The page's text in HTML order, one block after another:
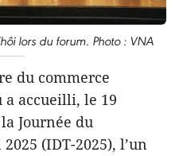
lors du forum. Photo : VNA
du commerce
accueilli, le 19
Journée du
(IDT-2025), l’un